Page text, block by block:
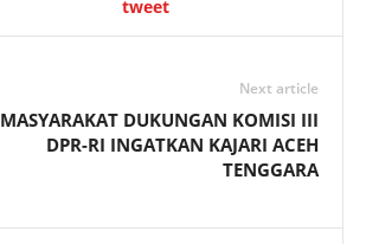
tweet
Next article
MASYARAKAT DUKUNGAN KOMISI III
DPR-RI INGATKAN KAJARI ACEH
TENGGARA